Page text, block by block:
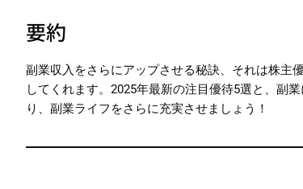
要約
副業収入をさらにアップさせる秘訣、それは株主
してくれます。2025年最新の注目優待5選と、副
り、副業ライフをさらに充実させましょう！